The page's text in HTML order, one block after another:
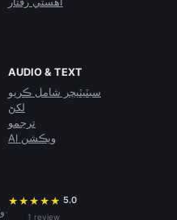
AUDIO & TEXT
سبٽيٽيچر شامل ڪريو
لکڻ
ترجمو
AI ويڪشن
·
★ ★ ★ ★ ★ 5.0
1 review